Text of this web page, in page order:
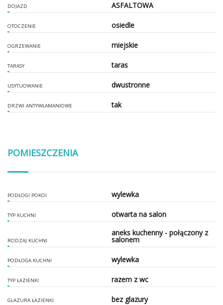
DOJAZD ASFALTOWA
OTOCZENIE osiedle
OGRZEWANIE miejskie
TARASY taras
USYTUOWANIE dwustronne
DRZWI ANTYWŁAMANIOWE tak
POMIESZCZENIA
PODŁOGI POKOI wylewka
TYP KUCHNI otwarta na salon
RODZAJ KUCHNI
aneks kuchenny - połączony z
salonem
PODŁOGA KUCHNI wylewka
TYP ŁAZIENKI razem z wc
GLAZURA ŁAZIENKI bez glazury